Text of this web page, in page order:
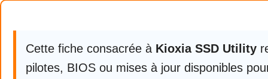
Cette fiche consacrée à Kioxia SSD Utility
pilotes, BIOS ou mises à jour disponibles